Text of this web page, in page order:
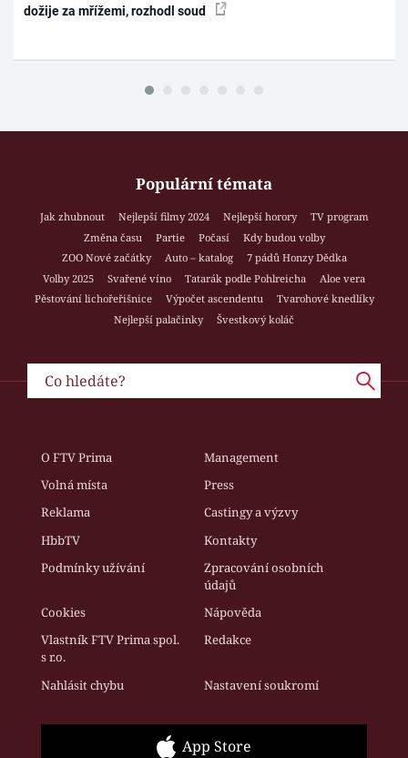
dožije za mřížemi, rozhodl soud
Populární témata
Jak zhubnout Nejlepší filmy 2024 Nejlepší horory
TV program
Změna času
Partie Počasí
Kdy budou volby
ZOO Nové začátky
Auto – katalog
7 pádů Honzy Dědka
Volby 2025
Svařené víno Tatarák podle Pohlreicha
Aloe vera
Pěstování lichořeřišnice
Výpočet ascendentu
Tvarohové knedlíky
Nejlepší palačinky
Švestkový koláč
O FTV Prima
Management
Volná místa
Press
Reklama
Castingy a výzvy
HbbTV
Kontakty
Podmínky užívání
Zpracování osobních
údajů
Cookies
Nápověda
Vlastník FTV Prima spol.
s r.o.
Redakce
Nahlásit chybu Nastavení soukromí
App Store